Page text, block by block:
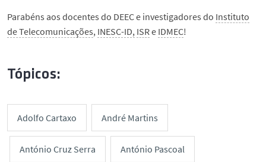
Parabéns aos docentes do DEEC e investigadores do Instituto
de Telecomunicações, INESC-ID, ISRe IDMEC!
Tópicos:
Adolfo Cartaxo André Martins
António Cruz Serra António Pascoal